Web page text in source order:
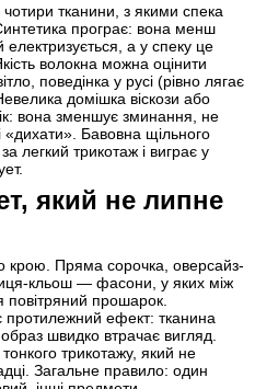
тканини, з якими спека
програє: вона менш
а у спеку це
волокна можна оцінити
поведінка у русі (рівно лягає
домішка віскози або
вона зменшує зминання, не
«дихати». Бавовна щільного
легкий трикотаж і виграє у
який не липне
крою. Пряма сорочка, оверсайз-
кльош — фасони, у яких між
повітряний прошарок.
протилежний ефект: тканина
швидко втрачає вигляд.
трикотажу, який не
Загальне правило: один